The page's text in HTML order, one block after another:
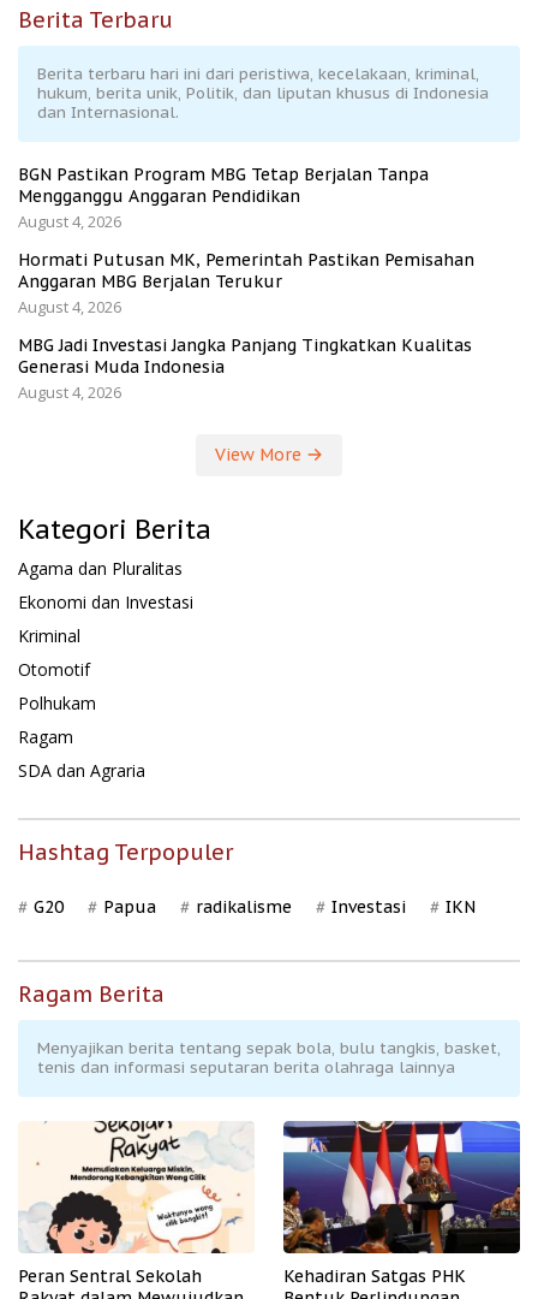
Berita Terbaru
Berita terbaru hari ini dari peristiwa, kecelakaan, kriminal,
hukum, berita unik, Politik, dan liputan khusus di Indonesia
dan Internasional.
BGN Pastikan Program MBG Tetap Berjalan Tanpa
Mengganggu Anggaran Pendidikan
August 4, 2026
Hormati Putusan MK, Pemerintah Pastikan Pemisahan
Anggaran MBG Berjalan Terukur
August 4, 2026
MBG Jadi Investasi Jangka Panjang Tingkatkan Kualitas
Generasi Muda Indonesia
August 4, 2026
View More
Kategori Berita
Agama dan Pluralitas
Ekonomi dan Investasi
Kriminal
Otomotif
Polhukam
Ragam
SDA dan Agraria
Hashtag Terpopuler
G20 Papua radikalisme Investasi IKN
Ragam Berita
Menyajikan berita tentang sepak bola, bulu tangkis, basket,
tenis dan informasi seputaran berita olahraga lainnya
Peran Sentral Sekolah
Kehadiran Satgas PHK